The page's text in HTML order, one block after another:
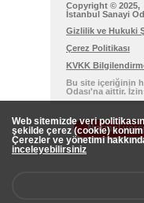
Copyright © 2025,
İstanbul Sanayi
Gizlilik ve Hukuki
Çerez Politikası
KVKK
Bu site içeriğinin
Odası'na aittir.
Normal
Web sitemizde veri
şekilde çerez (cookie)
Çerezler ve yönetimi
inceleyebilirsiniz